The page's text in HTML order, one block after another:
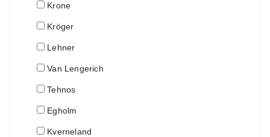
Krone
Kröger
Lehner
Van Lengerich
Tehnos
Egholm
Kverneland